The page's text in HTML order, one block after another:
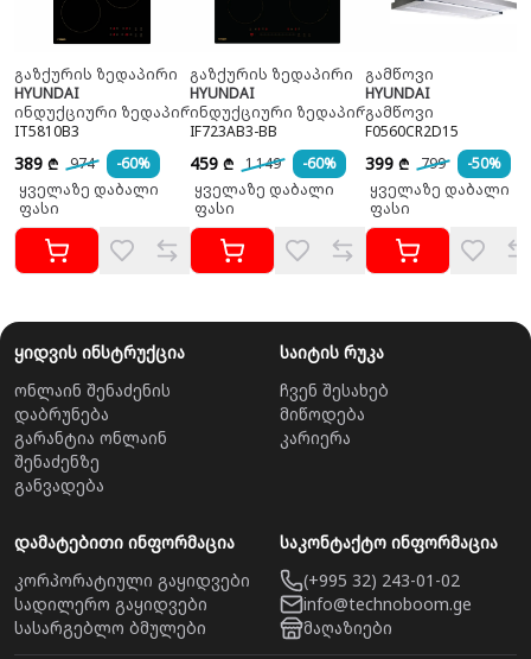
გაზქურის ზედაპირი
HYUNDAI
ინდუქციური ზედაპირი
IT5810B3
389 ₾ 974
-60%
ყველაზე დაბალი
ფასი
გაზქურის ზედაპირი
HYUNDAI
ინდუქციური ზედაპირი
IF723AB3-BB
459 ₾ 1 149
-60%
ყველაზე დაბალი
ფასი
გამწოვი
HYUNDAI
გამწოვი
F0560CR2D15
399 ₾ 799
-50%
ყველაზე დაბალი
ფასი
ყიდვის ინსტრუქცია
ონლაინ შენაძენის
დაბრუნება
გარანტია ონლაინ
შენაძენზე
განვადება
საიტის რუკა
ჩვენ შესახებ
მიწოდება
კარიერა
დამატებითი ინფორმაცია
კორპორატიული გაყიდვები
სადილერო გაყიდვები
სასარგებლო ბმულები
საკონტაქტო ინფორმაცია
(+995 32) 243-01-02
info@technoboom.ge
მაღაზიები